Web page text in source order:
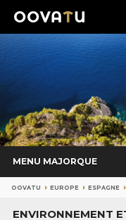
MENU MAJORQUE
OOVATU EUROPE ESPAGNE
ENVIRONNEMENT